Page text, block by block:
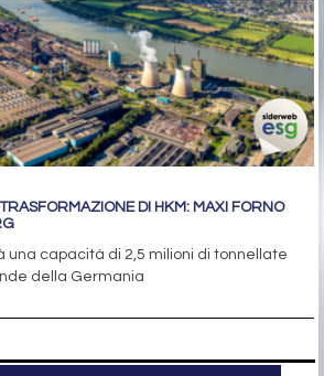
DI HKM: MAXI FORNO
una capacità di 2,5 milioni di tonnellate
della Germania